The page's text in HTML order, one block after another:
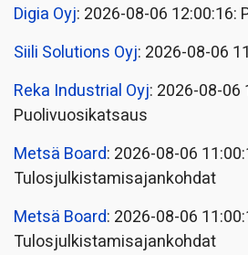
Digia Oyj: 2026-08-06 12:00:16:
Siili Solutions Oyj: 2026-08-06
Reka Industrial Oyj: 2026-08-06
Puolivuosikatsaus
Metsä Board: 2026-08-06
Tulosjulkistamisajankohdat
Metsä Board: 2026-08-06
Tulosjulkistamisajankohdat